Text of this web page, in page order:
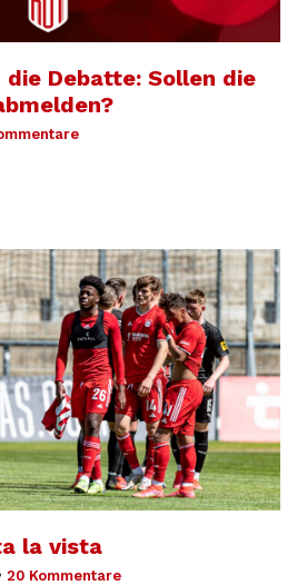
die Debatte: Sollen die
la vista
20 Kommentare